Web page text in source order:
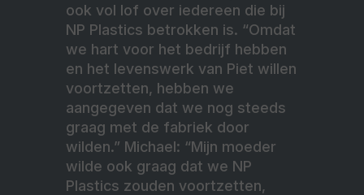
ook vol lof over iedereen die bij
NP Plastics betrokken is. “Omdat
we hart voor het bedrijf hebben
en het levenswerk van Piet willen
voortzetten, hebben we
aangegeven dat we nog steeds
graag met de fabriek door
wilden.” Michael: “Mijn moeder
wilde ook graag dat we NP
Plastics zouden voortzetten,